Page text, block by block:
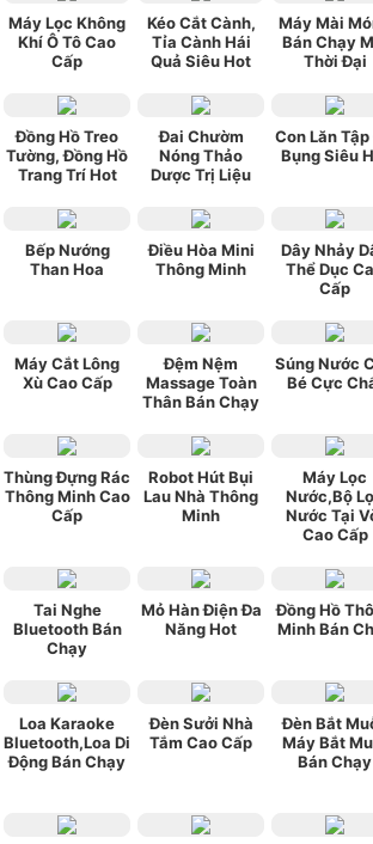
vn0984_520★★★★★
★★★★★
Sản
dáng đẹp, hợp thời trang, phù
tiền, chính sách bảo hành tốt.
sản phẩm này.
ngoquan112 ★★★★★
★★★★★
Mua
xài được hơn 1 tháng rồi , giá
túi tiền , máy gọn nhẹ , ba
Máy Lọc Không
Khí Ô Tô Cao
Cấp
Kéo Cắt Cành,
Tỉa Cành Hái
Quả Siêu Hot
Máy Mài
Bán Chạy
Thời Đại
Đồng Hồ Treo
Tường, Đồng Hồ
Trang Trí Hot
Đai Chườm
Nóng Thảo
Dược Trị Liệu
Con Lăn Tập
Bụng Siêu
Bếp Nướng
Than Hoa
Điều Hòa Mini
Thông Minh
Dây Nhảy
Thể Dục
Cấp
Máy Cắt Lông
Xù Cao Cấp
Đệm Nệm
Massage Toàn
Thân Bán Chạy
Súng Nước
Bé Cực
Thùng Đựng Rác
Thông Minh Cao
Cấp
Robot Hút Bụi
Lau Nhà Thông
Minh
Máy Lọc
Nước,Bộ
Nước Tại
Cao Cấp
Tai Nghe
Bluetooth Bán
Chạy
Mỏ Hàn Điện Đa
Năng Hot
Đồng Hồ
Minh Bán
Loa Karaoke
Bluetooth,Loa Di
Động Bán Chạy
Đèn Sưởi Nhà
Tắm Cao Cấp
Đèn Bắt
Máy Bắt
Bán Chạy